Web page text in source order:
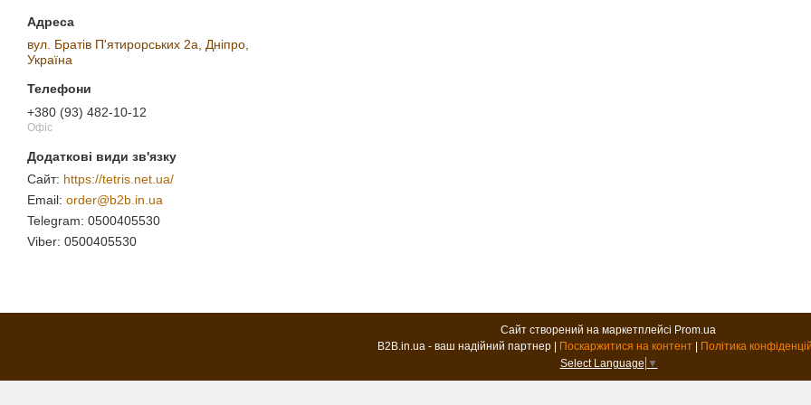
вул. Братів П'ятирорських 2а, Дніпро,
Україна
+380 (93) 482-10-12
Офіс
https://tetris.net.ua/
order@b2b.in.ua
0500405530
0500405530
Сайт створений на маркетплейсі Prom.ua
Поскаржитися на контент
Політика
Select Language ▼